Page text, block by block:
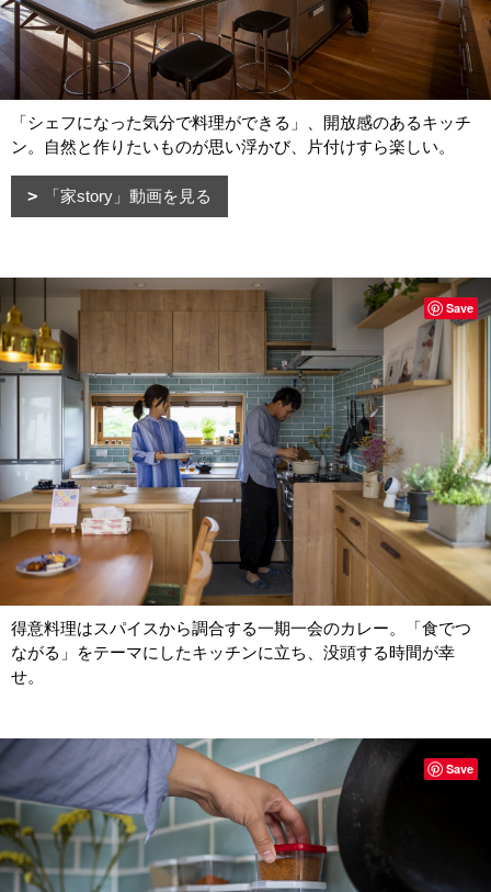
「シェフになった気分で料理ができる」、開放感のあるキッチ
ン。自然と作りたいものが思い浮かび、片付けすら楽しい。
「家story」動画を見る
得意料理はスパイスから調合する一期一会のカレー。「食でつ
ながる」をテーマにしたキッチンに立ち、没頭する時間が幸
せ。
Save
Save